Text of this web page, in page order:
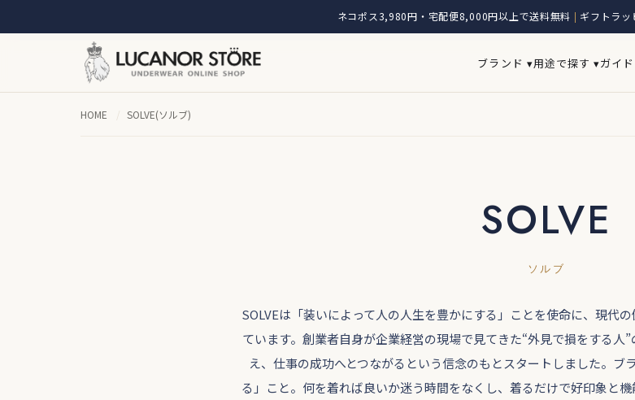
ネコポス3,980円・宅配便8,000円以上で送料無料 | ギフトラッ
ブランド ▾用途で探す ▾ガイ
HOME / SOLVE(ソルブ)
SOLVE
ソルブ
SOLVEは「装いによって人の人生を豊かにする」ことを使命に、現代
ています。創業者自身が企業経営の現場で見てきた“外見で損をする人
え、仕事の成功へとつながるという信念のもとスタートしました。ブ
る」こと。何を着れば良いか迷う時間をなくし、着るだけで好印象と